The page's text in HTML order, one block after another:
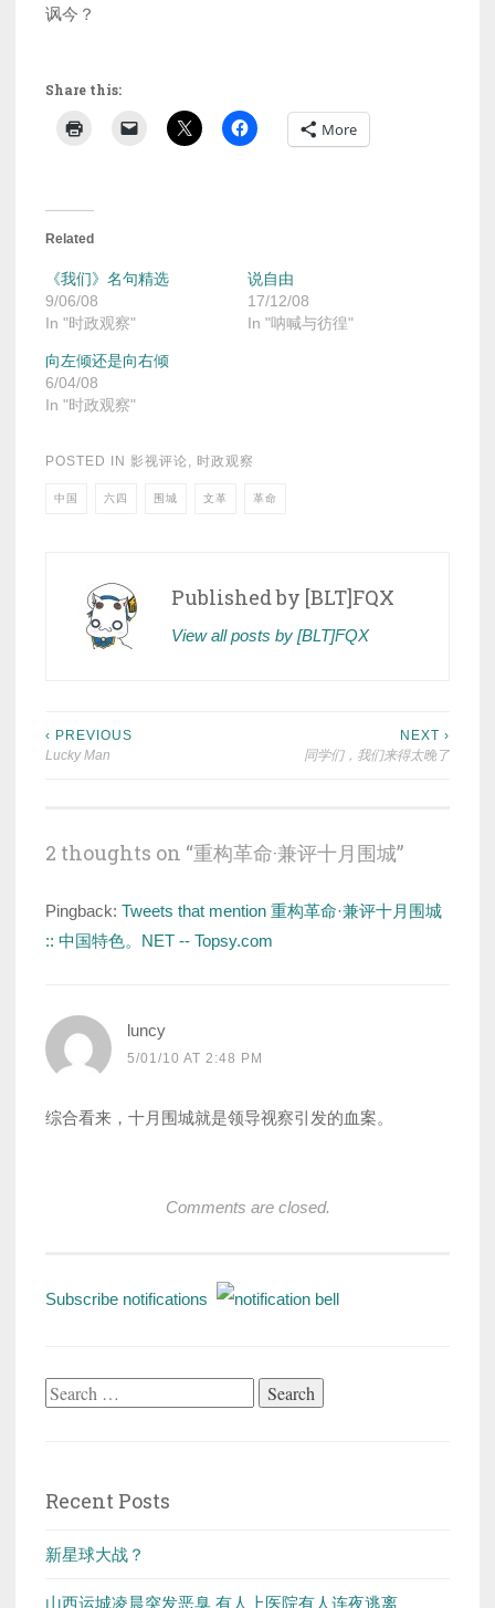
讽今？
Share this:
More
Related
《我们》名句精选
9/06/08
In "时政观察"
说自由
17/12/08
In "呐喊与彷徨"
向左倾还是向右倾
6/04/08
In "时政观察"
POSTED IN 影视评论 , 时政观察
中国 六四 围城 文革 革命
Published by [BLT]FQX
View all posts by [BLT]FQX
Post
‹ PREVIOUS
Lucky Man
NEXT ›
同学们，我们来得太晚了
2 thoughts on “重构革命·兼评十月围城”
Pingback: Tweets that mention 重构革命·兼评十月围城
:: 中国特色。NET -- Topsy.com
luncy
5/01/10 AT 2:48 PM
综合看来，十月围城就是领导视察引发的血案。
Comments are closed.
Subscribe notifications
Search
Recent Posts
新星球大战？
山西运城凌晨突发恶臭 有人上医院有人连夜逃离